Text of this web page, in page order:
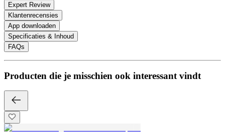
Expert Review
Klantenrecensies
App downloaden
Specificaties & Inhoud
FAQs
Producten die je misschien ook interessant vindt